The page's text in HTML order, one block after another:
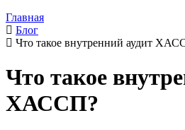
Главная
Блог
Что такое внутренний аудит
Что такое
ХАССП?